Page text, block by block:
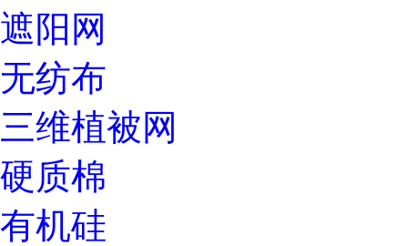
遮阳网
无纺布
三维植被网
硬质棉
有机硅